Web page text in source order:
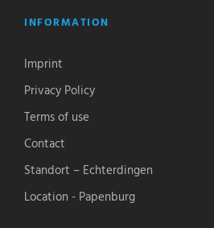
INFORMATION
Imprint
Privacy Policy
Terms of use
Contact
Standort – Echterdingen
Location - Papenburg